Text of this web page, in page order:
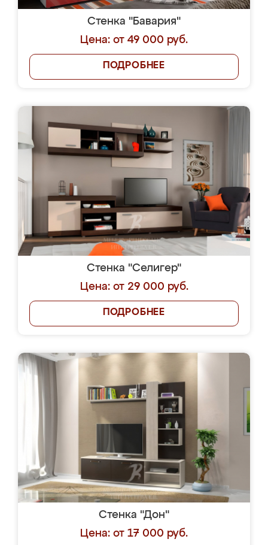
Стенка "Бавария"
Цена: от 49 000 руб.
ПОДРОБНЕЕ
Стенка "Селигер"
Цена: от 29 000 руб.
ПОДРОБНЕЕ
Стенка "Дон"
Цена: от 17 000 руб.